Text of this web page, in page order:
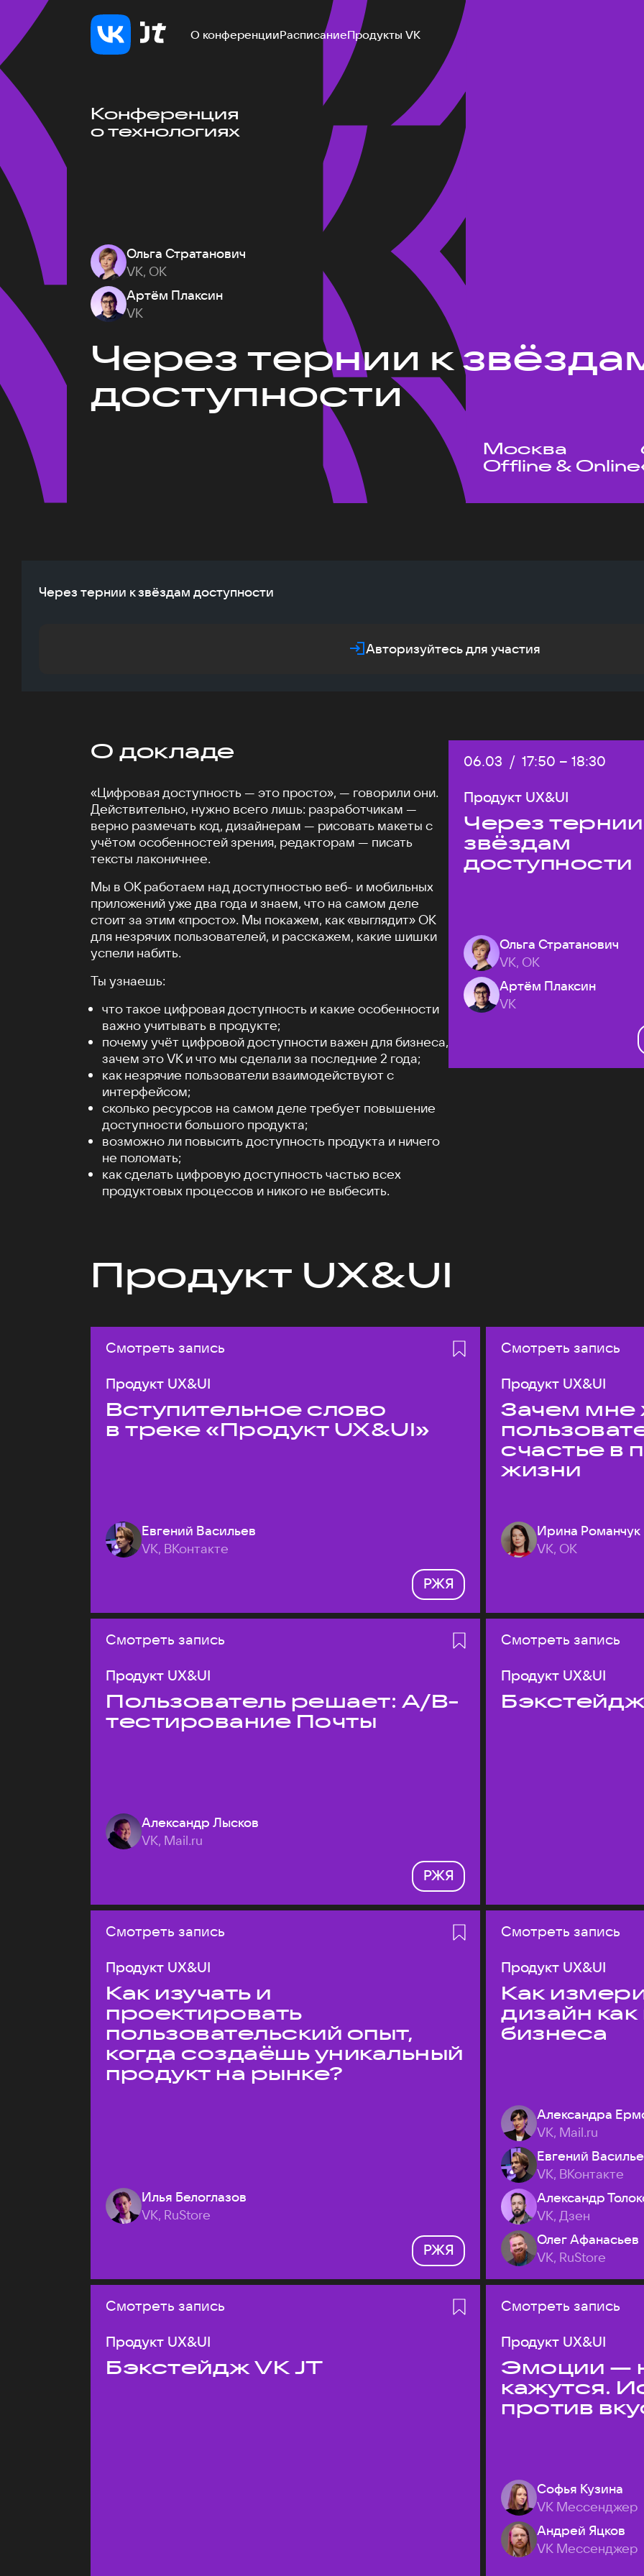
О конференцииРасписаниеПродукты VK
Конференция
о технологиях
Ольга Стратанович
VK, ОК
Артём Плаксин
VK
Через тернии к
доступности
Москва
Offline & Online
Через тернии к звёздам доступности
Авторизуйтесь для участия
О докладе
«Цифровая доступность — это просто», — говорили они.
Действительно, нужно всего лишь: разработчикам —
верно размечать код, дизайнерам — рисовать макеты с
учётом особенностей зрения, редакторам — писать
тексты лаконичнее.
Мы в ОК работаем над доступностью веб- и мобильных
приложений уже два года и знаем, что на самом деле
стоит за этим «просто». Мы покажем, как «выглядит» ОК
для незрячих пользователей, и расскажем, какие шишки
успели набить.
Ты узнаешь:
что такое цифровая доступность и какие особенности
важно учитывать в продукте;
почему учёт цифровой доступности важен для бизнеса,
зачем это VK и что мы сделали за последние 2 года;
как незрячие пользователи взаимодействуют с
интерфейсом;
сколько ресурсов на самом деле требует повышение
доступности большого продукта;
возможно ли повысить доступность продукта и ничего
не поломать;
как сделать цифровую доступность частью всех
продуктовых процессов и никого не выбесить.
Дата:
06.03 / Начало:
17:50 – Конец:
18:30
Продукт UX&UI
Через тернии
звёздам
доступности
Ольга Стратанович
VK, ОК
Артём Плаксин
VK
Продукт UX&UI
Смотреть запись
Продукт UX&UI
Вступительное слово
в треке «Продукт UX&UI»
Евгений Васильев
VK, ВКонтакте
РЖЯ
Смотреть запись
Продукт UX&UI
Зачем мне
счастье в
жизни
Ирина Романчук
VK, ОК
Смотреть запись
Продукт UX&UI
Пользователь решает: A/B-
тестирование Почты
Александр Лысков
VK, Mail.ru
РЖЯ
Смотреть запись
Продукт UX&UI
Бэкстейдж
Смотреть запись
Продукт UX&UI
Как изучать и
проектировать
пользовательский опыт,
когда создаёшь уникальный
продукт на рынке?
Илья Белоглазов
VK, RuStore
РЖЯ
Смотреть запись
Продукт UX&UI
Как
дизайн
бизнеса
Александра
VK, Mail.ru
Евгений
VK, ВКонтакте
Александр
VK, Дзен
Олег Афанасьев
VK, RuStore
Смотреть запись
Продукт UX&UI
Бэкстейдж VK JT
Смотреть запись
Продукт UX&UI
Эмоции —
кажутся.
против
Софья Кузина
VK Мессенджер
Андрей Яцков
VK Мессенджер